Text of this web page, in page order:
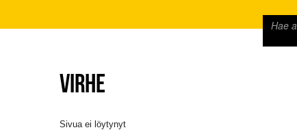
VIRHE
Sivua ei löytynyt